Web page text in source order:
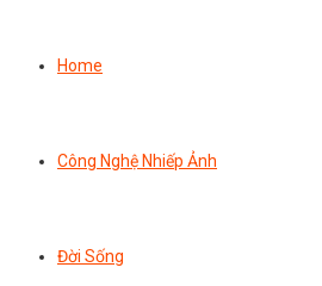
Home
Công Nghệ Nhiếp Ảnh
Đời Sống